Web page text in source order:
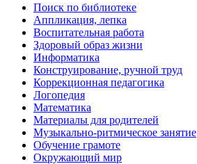
Поиск по библиотеке
Аппликация, лепка
Воспитательная работа
Здоровый образ жизни
Информатика
Конструирование, ручной труд
Коррекционная педагогика
Логопедия
Математика
Материалы для родителей
Музыкально-ритмическое занятие
Обучение грамоте
Окружающий мир